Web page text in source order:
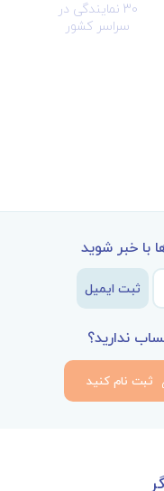
30 نمایندگی در
سراسر کشور
با خبر شوید
ثبت ایمیل
ندارید؟
ثبت نام کنید